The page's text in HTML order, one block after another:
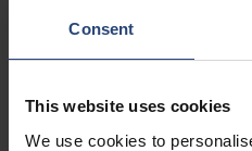
Consent
This website uses cookies
We use cookies to
trong các ngành như Viễn
lượng, Thiết bị y tế, Khai thác
khắp 39 quốc gia, với doanh thu
Chủ sở hữu là gia đình